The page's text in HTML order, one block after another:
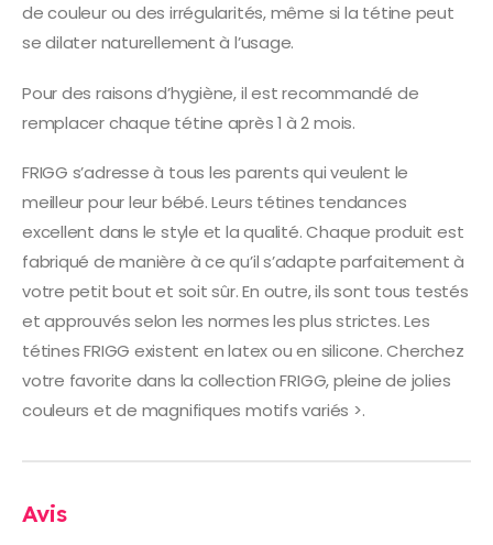
de couleur ou des irrégularités, même si la tétine peut
se dilater naturellement à l’usage.
Pour des raisons d’hygiène, il est recommandé de
remplacer chaque tétine après 1 à 2 mois.
FRIGG s’adresse à tous les parents qui veulent le
meilleur pour leur bébé. Leurs tétines tendances
excellent dans le style et la qualité. Chaque produit est
fabriqué de manière à ce qu’il s’adapte parfaitement à
votre petit bout et soit sûr. En outre, ils sont tous testés
et approuvés selon les normes les plus strictes. Les
tétines FRIGG existent en latex ou en silicone. Cherchez
votre favorite dans la collection FRIGG, pleine de jolies
couleurs et de magnifiques motifs variés >.
Avis